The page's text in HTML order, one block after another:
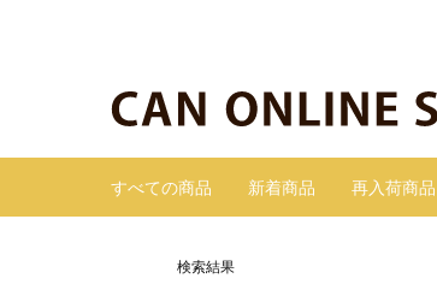
すべての商品 新着商品 再入荷商品
検索結果